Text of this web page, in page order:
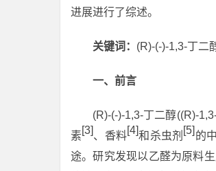
进展进行了综述。
关键词： (R)-(-)-1,3-丁二
一、前言
(R)-(-)-1,3-丁二醇((R)-
素[3]、香料[4]和杀虫剂 [5] 的
途。研究发现以乙醛为原料